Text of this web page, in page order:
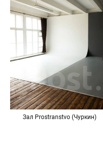
Зал Prostranstvo (Чуркин)